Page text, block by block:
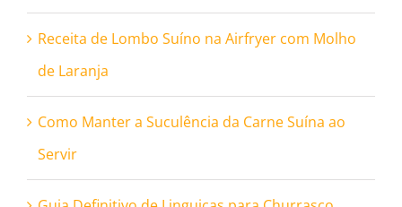
Receita de Lombo Suíno na Airfryer com Molho
de Laranja
Como Manter a Suculência da Carne Suína ao
Servir